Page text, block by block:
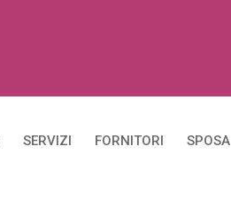
SERVIZI FORNITORI SPOSA